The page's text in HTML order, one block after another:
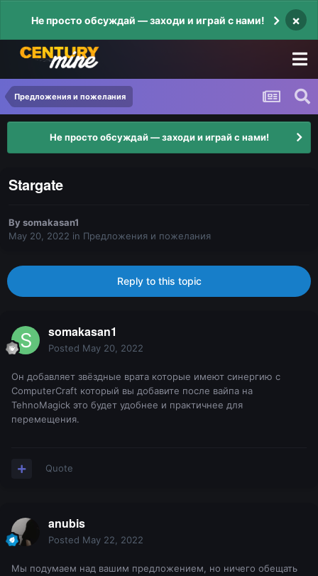
Не просто обсуждай — заходи и играй с нами! ×
Предложения и пожелания
Не просто обсуждай — заходи и играй с нами!
Stargate
Bysomakasan1
May 20, 2022 in Предложения и пожелания
Reply to this topic
somakasan1
Posted May 20, 2022
Он добавляет звёздные врата которые имеют синергию с
ComputerCraft который вы добавите после вайпа на
TehnoMagick это будет удобнее и практичнее для
перемещения.
Quote
anubis
Posted May 22, 2022
Мы подумаем над вашим предложением, но ничего обещать